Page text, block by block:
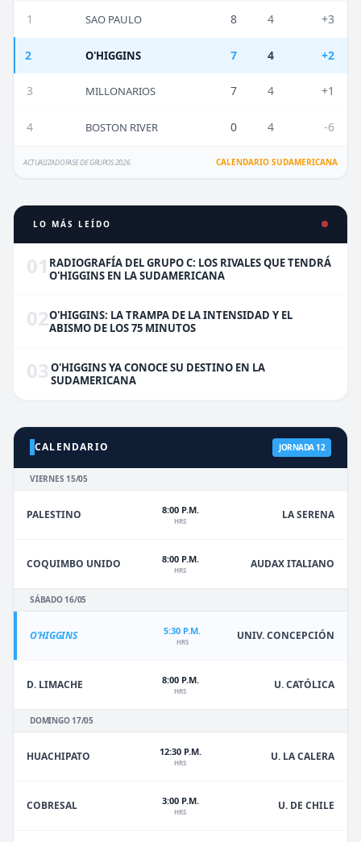
1 SAO PAULO 8 4 +3
2 O'HIGGINS 7 4 +2
3 MILLONARIOS 7 4 +1
4 BOSTON RIVER 0 4 -6
ACTUALIZADO FASE DE GRUPOS 2026 CALENDARIO SUDAMERICANA
LO MÁS LEÍDO
01 RADIOGRAFÍA DEL GRUPO C: LOS RIVALES QUE TENDRÁ
O'HIGGINS EN LA SUDAMERICANA
02O'HIGGINS: LA TRAMPA DE LA INTENSIDAD Y EL
ABISMO DE LOS 75 MINUTOS
03 O'HIGGINS YA CONOCE SU DESTINO EN LA
SUDAMERICANA
CALENDARIO JORNADA 12
VIERNES 15/05
PALESTINO 8:00 P.M.
HRS LA SERENA
COQUIMBO UNIDO 8:00 P.M.
HRS AUDAX ITALIANO
SÁBADO 16/05
O'HIGGINS 5:30 P.M.
HRS UNIV. CONCEPCIÓN
D. LIMACHE 8:00 P.M.
HRS U. CATÓLICA
DOMINGO 17/05
HUACHIPATO 12:30 P.M.
HRS U. LA CALERA
COBRESAL 3:00 P.M.
HRS U. DE CHILE